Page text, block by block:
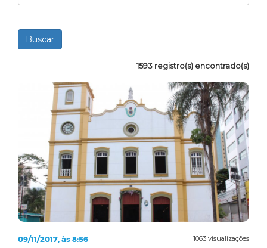
1593 registro(s) encontrado(s)
1063 visualizações
09/11/2017, às 8:56